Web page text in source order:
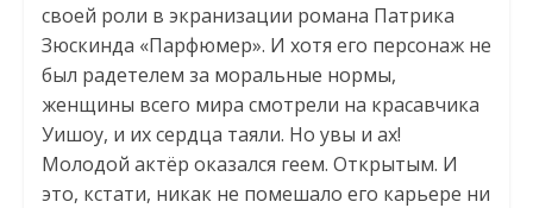
своей роли в экранизации романа Патрика
Зюскинда «Парфюмер». И хотя его персонаж не
был радетелем за моральные нормы,
женщины всего мира смотрели на красавчика
Уишоу, и их сердца таяли. Но увы и ах!
Молодой актёр оказался геем. Открытым. И
это, кстати, никак не помешало его карьере ни